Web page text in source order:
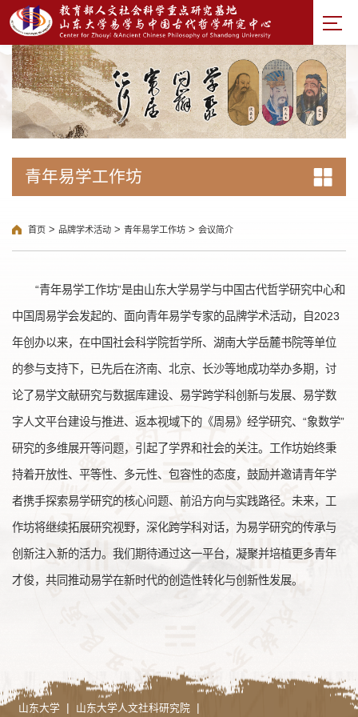
青年易学工作坊
首页 > 品牌学术活动 > 青年易学工作坊 > 会议简介
“青年易学工作坊”是由山东大学易学与中国古代哲学研究中心和
中国周易学会发起的、面向青年易学专家的品牌学术活动，自2023
年创办以来，在中国社会科学院哲学所、湖南大学岳麓书院等单位
的参与支持下，已先后在济南、北京、长沙等地成功举办多期，讨
论了易学文献研究与数据库建设、易学跨学科创新与发展、易学数
字人文平台建设与推进、返本视域下的《周易》经学研究、“象数学”
研究的多维展开等问题，引起了学界和社会的关注。工作坊始终秉
持着开放性、平等性、多元性、包容性的态度，鼓励并邀请青年学
者携手探索易学研究的核心问题、前沿方向与实践路径。未来，工
作坊将继续拓展研究视野，深化跨学科对话，为易学研究的传承与
创新注入新的活力。我们期待通过这一平台，凝聚并培植更多青年
才俊，共同推动易学在新时代的创造性转化与创新性发展。
山东大学 | 山东大学人文社科研究院 |